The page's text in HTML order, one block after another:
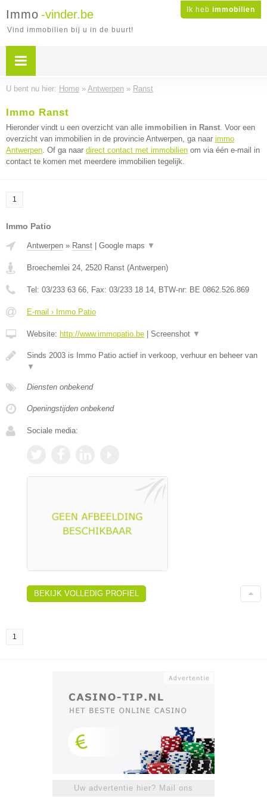
Ik heb immobilien
Immo -vinder.be
Vind immobilien bij u in de buurt!
U bent nu hier: Home » Antwerpen » Ranst
Immo Ranst
Hieronder vindt u een overzicht van alle immobilien in Ranst. Voor een
overzicht van immobilien in de provincie Antwerpen, ga naar immo
Antwerpen. Of ga naar direct contact met immobilien om via één e-mail in
contact te komen met meerdere immobilien tegelijk.
1
Immo Patio
Antwerpen » Ranst Google maps ▼
Broechemlei 24, 2520 Ranst (Antwerpen)
Tel: 03/233 63 66, Fax: 03/233 18 14, BTW-nr: BE 0862.526.869
E-mail › Immo Patio
Website: http://www.immopatio.be Screenshot ▼
Sinds 2003 is Immo Patio actief in verkoop, verhuur en beheer van
▼
Diensten onbekend
Openingstijden onbekend
Sociale media:
BEKIJK VOLLEDIG PROFIEL
1
Uw advertentie hier? Mail ons